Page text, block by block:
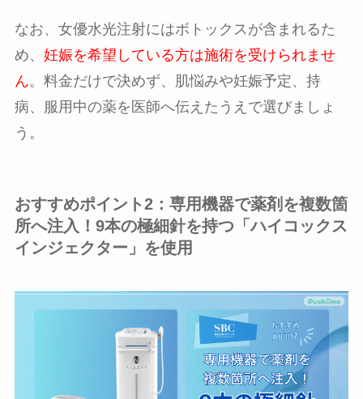
なお、女優水光注射にはボトックスが含まれるた
め、 妊娠を希望している方は施術を受けられませ
ん。料金だけで決めず、肌悩みや妊娠予定、持
病、服用中の薬を医師へ伝えたうえで選びましょ
う。
おすすめポイント2：専用機器で薬剤を複数箇
所へ注入！9本の極細針を持つ「ハイコックス
インジェクター」を使用